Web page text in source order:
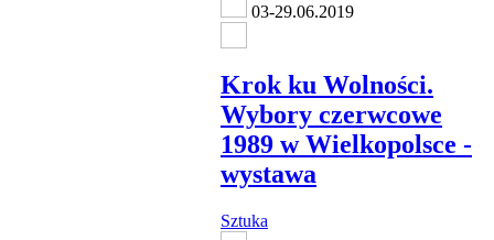
03-29.06.2019
Krok ku Wolności.
Wybory czerwcowe
1989 w Wielkopolsce -
wystawa
Sztuka